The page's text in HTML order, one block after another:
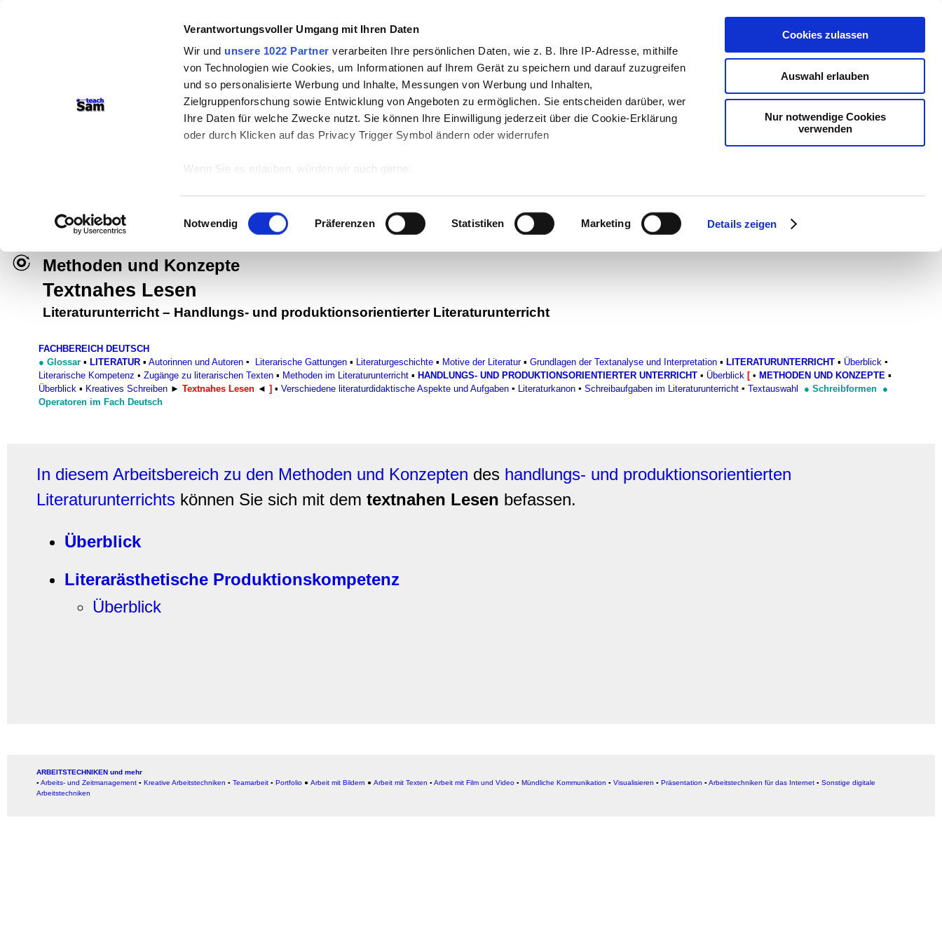
Verantwortungsvoller Umgang mit Ihren Daten
Wir und unsere 1022 Partner verarbeiten Ihre persönlichen Daten, wie z. B. Ihre IP-Adresse, mithilfe
von Technologien wie Cookies, um Informationen auf Ihrem Gerät zu speichern und darauf zuzugreifen
und so personalisierte Werbung und Inhalte, Messungen von Werbung und Inhalten,
Zielgruppenforschung sowie Entwicklung von Angeboten zu ermöglichen. Sie entscheiden darüber, wer
Ihre Daten für welche Zwecke nutzt. Sie können Ihre Einwilligung jederzeit über die Cookie-Erklärung
oder durch Klicken auf das Privacy Trigger Symbol ändern oder widerrufen
Wenn Sie es erlauben, würden wir auch gerne:
Ihr Gerät durch aktives Scannen nach bestimmten Merkmalen (Fingerprinting) identifizieren
Erfahren Sie mehr darüber, wie Ihre persönlichen Daten verarbeitet werden, und legen Sie Ihre
Präferenzen imAbschnitt Einzelheitenfest.
Wir verwenden Cookies, um Inhalte und Anzeigen zu personalisieren, Funktionen für soziale Medien
anbieten zu können und die Zugriffe auf unsere Website zu analysieren. Außerdem geben wir
Informationen zu Ihrer Verwendung unserer Website an unsere Partner für soziale Medien, Werbung
gesammelt haben.
Einwilligungsauswahl
Notwendig Präferenzen Statistiken Marketing Details zeigen
Cookies zulassen
Auswahl erlauben
Nur notwendige Cookies
verwenden
Werbung
Methoden und Konzepte
Textnahes Lesen
Literaturunterricht – Handlungs- und produktionsorientierter Literaturunterricht
FACHBEREICH DEUTSCH
● Glossar ▪ LITERATUR ▪ Autorinnen und Autoren ▪ Literarische Gattungen ▪ Literaturgeschichte ▪ Motive der Literatur▪ Grundlagen der Textanalyse und Interpretation ▪ LITERATURUNTERRICHT ▪ Überblick ▪
Literarische Kompetenz • Zugänge zu literarischen Texten ▪ Methoden im Literaturunterricht ▪ HANDLUNGS- UND PRODUKTIONSORIENTIERTER UNTERRICHT • Überblick [ • METHODEN UND KONZEPTE ▪
Überblick ▪ Kreatives Schreiben ► Textnahes Lesen ◄ ] ▪ Verschiedene literaturdidaktische Aspekte und Aufgaben ▪ Literaturkanon ▪ Schreibaufgaben im Literaturunterricht ▪ Textauswahl ● Schreibformen ●
Operatoren im Fach Deutsch
In diesem Arbeitsbereich zu den Methoden und Konzepten des handlungs- und produktionsorientierten
Literaturunterrichts können Sie sich mit dem textnahen Lesen befassen.
Überblick
Literarästhetische Produktionskompetenz
Überblick
ARBEITSTECHNIKEN und mehr
▪ Arbeits- und Zeitmanagement ▪ Kreative Arbeitstechniken ▪ Teamarbeit ▪ Portfolio ● Arbeit mit Bildern ● Arbeit mit Texten ▪ Arbeit mit Film und Video ▪ Mündliche Kommunikation ▪ Visualisieren ▪ Präsentation ▪ Arbeitstechniken für das Internet ▪ Sonstige digitale
Arbeitstechniken